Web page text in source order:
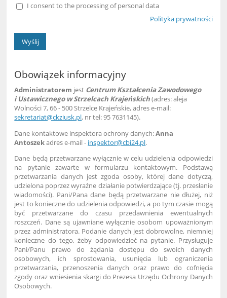
I consent to the processing of personal data
Polityka prywatności
Obowiązek informacyjny
Administratorem jest Centrum Kształcenia Zawodowego
i Ustawicznego w Strzelcach Krajeńskich(adres: aleja
Wolności 7, 66 - 500 Strzelce Krajeńskie, adres e-mail:
sekretariat@ckziusk.pl, nr tel: 95 7631145).
Dane kontaktowe inspektora ochrony danych:Anna
Antoszekadres e-mail - inspektor@cbi24.pl.
Dane będą przetwarzane wyłącznie w celu udzielenia odpowiedzi
na pytanie zawarte w formularzu kontaktowym. Podstawą
przetwarzania danych jest zgoda osoby, której dane dotyczą,
udzielona poprzez wyraźne działanie potwierdzające (tj. przesłanie
wiadomości). Pani/Pana dane będą przetwarzane nie dłużej, niż
jest to konieczne do udzielenia odpowiedzi, a po tym czasie mogą
być przetwarzane do czasu przedawnienia ewentualnych
roszczeń. Dane są ujawniane wyłącznie osobom upoważnionym
przez administratora. Podanie danych jest dobrowolne, niemniej
konieczne do tego, żeby odpowiedzieć na pytanie. Przysługuje
Pani/Panu prawo do żądania dostępu do swoich danych
osobowych, ich sprostowania, usunięcia lub ograniczenia
przetwarzania, przenoszenia danych oraz prawo do cofnięcia
zgody oraz wniesienia skargi do Prezesa Urzędu Ochrony Danych
Osobowych.